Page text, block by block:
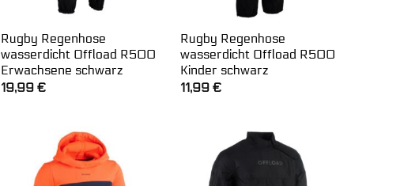
Rugby Regenhose
wasserdicht Offload R500
Erwachsene schwarz
19,99€
Rugby Regenhose
wasserdicht Offload R500
Kinder schwarz
11,99 €